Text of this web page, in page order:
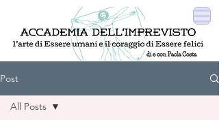
Post
All Posts